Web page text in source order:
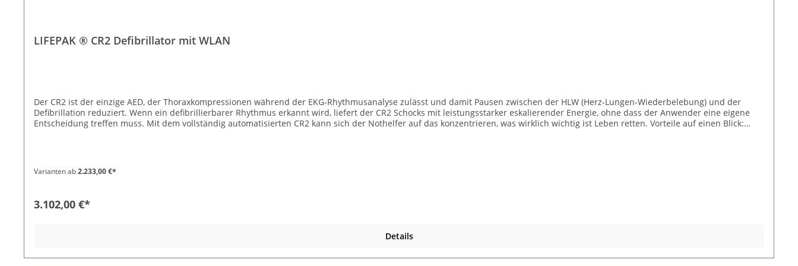
LIFEPAK ® CR2 Defibrillator mit WLAN
Der CR2 ist der einzige AED, der Thoraxkompressionen während der EKG-Rhythmusanalyse zulässt und damit Pausen zwischen der HLW (Herz-Lungen-Wiederbelebung) und der
Defibrillation reduziert. Wenn ein defibrillierbarer Rhythmus erkannt wird, liefert der CR2 Schocks mit leistungsstarker eskalierender Energie, ohne dass der Anwender eine eigene
Entscheidung treffen muss. Mit dem vollständig automatisierten CR2 kann sich der Nothelfer auf das konzentrieren, was wirklich wichtig ist Leben retten. Vorteile auf einen Blick:
Thoraxkompressionen, um einen defibrillierbaren Rhythmus festzustellen, eine Pause ist nicht notwendig. Metronom und HLW-Coaching Sorgt für eine effektive Geschwindigkeit und
bietet akustische Unterstützung, damit Anwender die richtige Technik bestimmen und gegebenenfalls korrigieren können. ClearVoice™ -Technologie erkennt Umgebungsgeräusche
einfaches Umschalten zwischen Erwachsenen- und Kindermodus, je nach Alter des Patienten. LIFEPAK TOUGH™ IP55-Schutzart für anspruchsvolle Umgebungen. 8 Jahre Garantie
Zweisprachig (optional) Umschalten zwischen zwei voreingestellten Sprachen bei der Verwendung des Geräts. Wahlweise mit Handgriff oder in Hard-Shell Tasche LIFELINKcentral™
Gerätestatus Benachrichtigung bei Verwendung des LIFEPAK® CR2 Einweisungs- und Schulungspakete In Deutschland gilt für den Besitz von Defibrillatoren die Medizinprodukte-
149 Euro (Art.-Nr.: 9990-121)Inbetriebnahme und Einweisung AED: Einweisung der beauftragten Person nach Medizinproduktebetreiberverordnung (MPBetreibV) in die technischen
Varianten ab2.233,00 €*
3.102,00 €*
Details